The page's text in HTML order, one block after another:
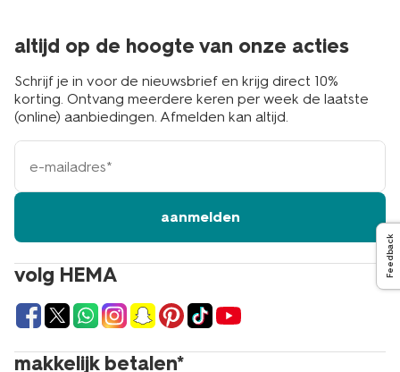
volg HEMA
makkelijk betalen*
altijd op de hoogte van onze acties
Schrijf je in voor de nieuwsbrief en krijg direct 10%
korting. Ontvang meerdere keren per week de laatste
(online) aanbiedingen. Afmelden kan altijd.
e-
mailadres
aanmelden
Feedback